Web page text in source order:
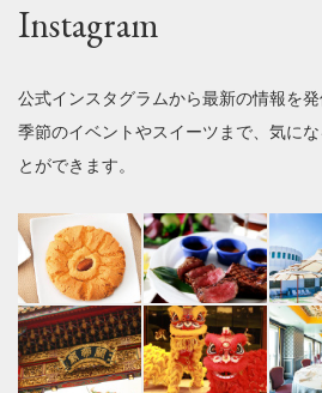
Instagram
公式インスタグラムから最新の情報を発
季節のイベントやスイーツまで、気に
とができます。